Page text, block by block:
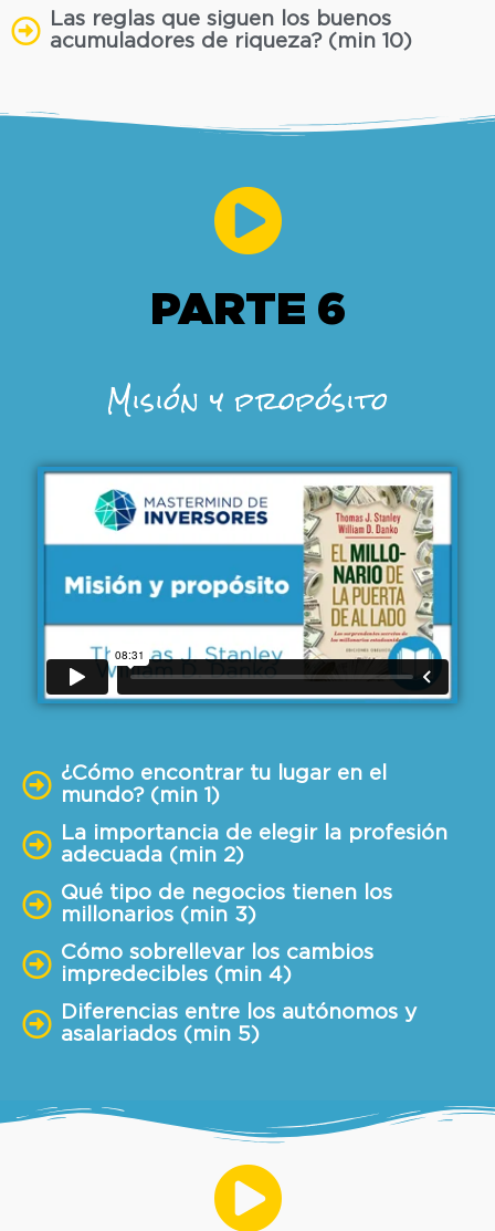
Las reglas que siguen los buenos
acumuladores de riqueza? (min 10)
PARTE 6
Misión y propósito
¿Cómo encontrar tu lugar en el
mundo? (min 1)
La importancia de elegir la profesión
adecuada (min 2)
Qué tipo de negocios tienen los
millonarios (min 3)
Cómo sobrellevar los cambios
impredecibles (min 4)
Diferencias entre los autónomos y
asalariados (min 5)